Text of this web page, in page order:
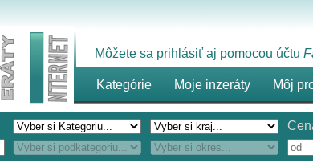
Môžete sa prihlásiť aj pomocou účtu
Kategórie Moje inzeráty Môj